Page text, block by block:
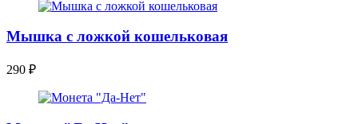
Мышка с ложкой кошельковая
290 ₽